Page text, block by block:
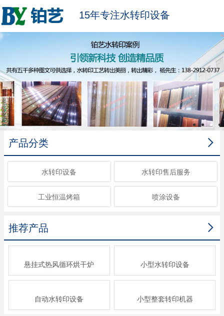
15年专注水转印设备

产品分类
水转印设备 水转印售后服务
工业恒温烤箱 喷涂设备

推荐产品
悬挂式热风循环烘干炉 小型水转印设备
自动水转印设备 小型整套转印机器